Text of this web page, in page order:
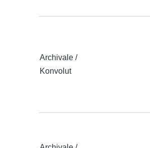
Archivale /
Konvolut